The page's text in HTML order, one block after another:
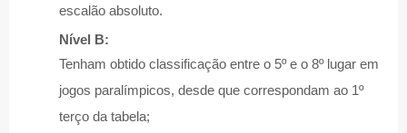
escalão absoluto.
Nível B:
Tenham obtido classificação entre o 5º e o 8º lugar em
jogos paralímpicos, desde que correspondam ao 1º
terço da tabela;